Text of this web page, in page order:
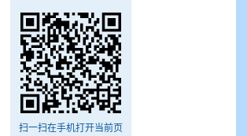
扫一扫在手机打开当前页